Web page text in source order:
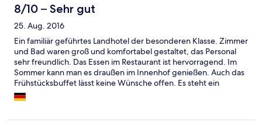
8/10 – Sehr gut
25. Aug. 2016
Ein familiär geführtes Landhotel der besonderen Klasse. Zimmer
und Bad waren groß und komfortabel gestaltet, das Personal
sehr freundlich. Das Essen im Restaurant ist hervorragend. Im
Sommer kann man es draußen im Innenhof genießen. Auch das
Frühstücksbuffet lässt keine Wünsche offen. Es steht ein
Saunabereich zur Verfügung, den wir aber aus zeitlichen
Gründen nicht nutzen konnten. Bademäntel liegen dafür im